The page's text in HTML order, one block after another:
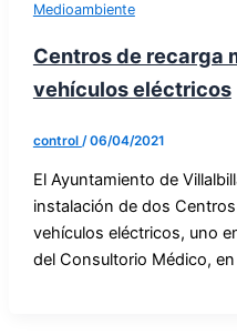
Medioambiente
Centros de recarga
vehículos eléctricos
control /06/04/2021
El Ayuntamiento de
instalación de dos
vehículos eléctricos, uno
del Consultorio Médico,